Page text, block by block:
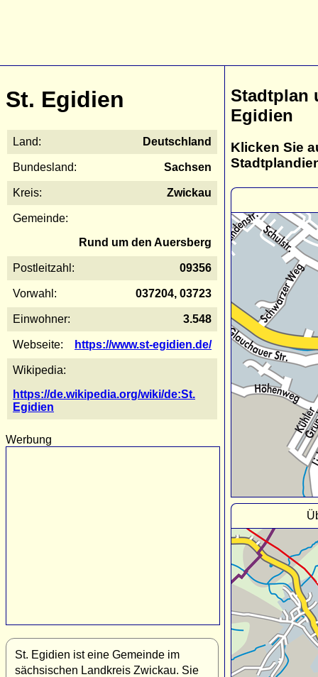
St. Egidien
Land: Deutschland
Bundesland: Sachsen
Kreis: Zwickau
Gemeinde:
Rund um den Auersberg
Postleitzahl: 09356
Vorwahl: 037204, 03723
Einwohner: 3.548
Webseite: https://www.st-egidien.de/
Wikipedia:
https://de.wikipedia.org/wiki/de:St.
Egidien
Werbung
St. Egidien ist eine Gemeinde im
sächsischen Landkreis Zwickau. Sie
Stadtplan
Egidien
Klicken Sie